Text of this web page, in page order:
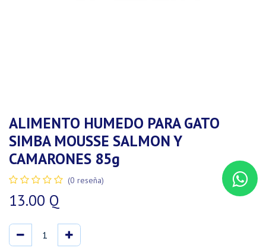
ALIMENTO HUMEDO PARA GATO
SIMBA MOUSSE SALMON Y
CAMARONES 85g
(0 reseña)
13.00 Q